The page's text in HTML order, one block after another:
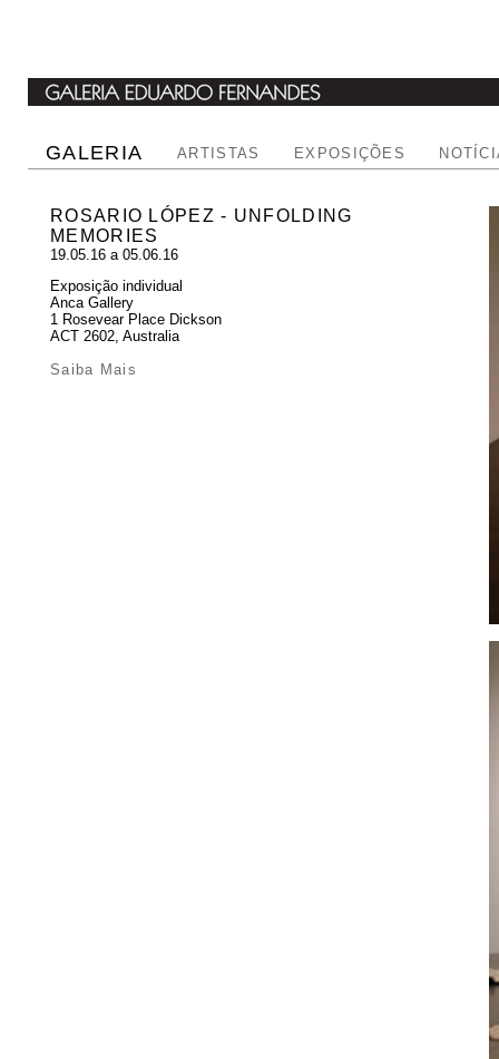
GALERIA ARTISTAS EXPOSIÇÕES
ROSARIO LÓPEZ - UNFOLDING
MEMORIES
19.05.16 a 05.06.16
Exposição individual
Anca Gallery
1 Rosevear Place Dickson
ACT 2602, Australia
Saiba Mais